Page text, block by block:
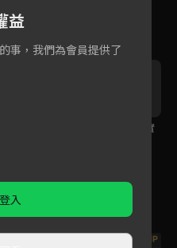
律師出庭失利，竟對實
VIP
益
事，我們為會員提供了
入